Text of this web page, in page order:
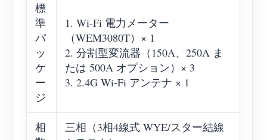
標
準
パ
ッ
ケ
ー
ジ
1. Wi-Fi 電力メーター
（WEM3080T）× 1
2. 分割型変流器（150A、250A ま
たは 500A オプション）× 3
3. 2.4G Wi-Fi アンテナ × 1
相
三相（3相4線式 WYE/スター結線